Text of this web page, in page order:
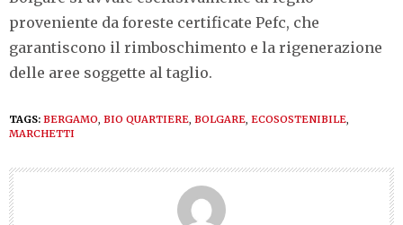
proveniente da foreste certificate Pefc, che
garantiscono il rimboschimento e la rigenerazione
delle aree soggette al taglio.
TAGS: BERGAMO, BIO QUARTIERE, BOLGARE, ECOSOSTENIBILE,
MARCHETTI